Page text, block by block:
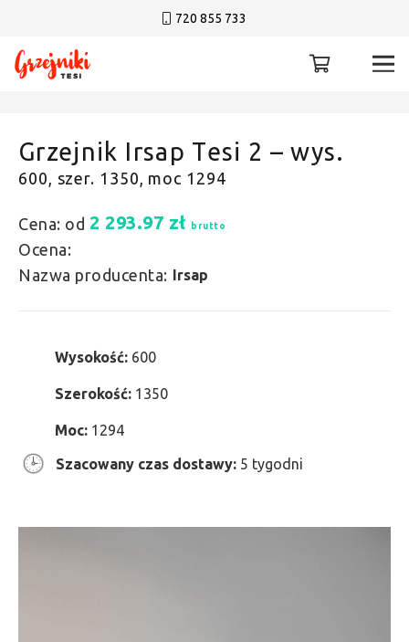
720 855 733
Grzejnik Irsap Tesi 2 – wys.
600, szer. 1350, moc 1294
Cena: od 2 293.97 zł brutto
Ocena:
Nazwa producenta: Irsap
Wysokość: 600
Szerokość: 1350
Moc: 1294
Szacowany czas dostawy: 5 tygodni